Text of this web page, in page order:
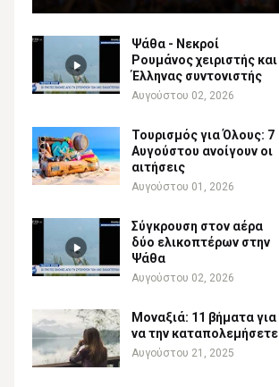
Ψάθα - Νεκροί
Ρουμάνος χειριστής και
Έλληνας συντονιστής
Αυγούστου 02, 2026
Τουρισμός για Όλους: 7
Αυγούστου ανοίγουν οι
αιτήσεις
Αυγούστου 01, 2026
Σύγκρουση στον αέρα
δύο ελικοπτέρων στην
Ψάθα
Αυγούστου 02, 2026
Μοναξιά: 11 βήματα για
να την καταπολεμήσετε
Αυγούστου 21, 2025